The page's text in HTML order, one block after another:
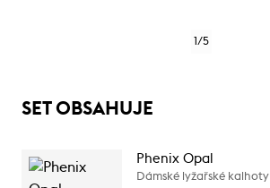
1/5
SET OBSAHUJE
Phenix Opal
Dámské lyžařské kalhoty